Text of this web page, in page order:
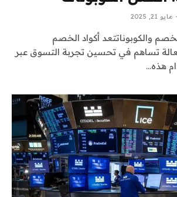
مايو 21, 2025
والكوبوناتتعد أكواد الخصم
تساهم في تحسين تجربة التسوق عبر
هذه…